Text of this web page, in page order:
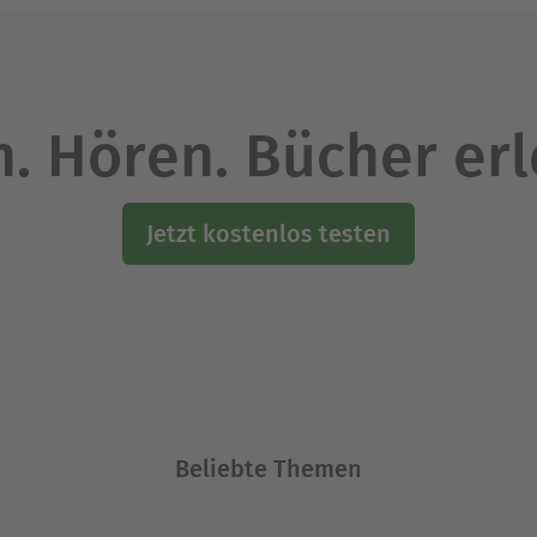
Hören. Bücher
Jetzt kostenlos testen
Beliebte Themen